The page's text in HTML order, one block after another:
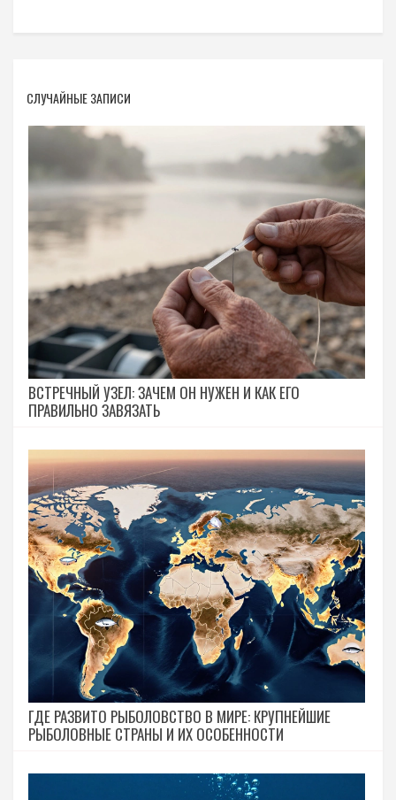
СЛУЧАЙНЫЕ ЗАПИСИ
ВСТРЕЧНЫЙ УЗЕЛ: ЗАЧЕМ ОН НУЖЕН И КАК ЕГО
ПРАВИЛЬНО ЗАВЯЗАТЬ
ГДЕ РАЗВИТО РЫБОЛОВСТВО В МИРЕ: КРУПНЕЙШИЕ
РЫБОЛОВНЫЕ СТРАНЫ И ИХ ОСОБЕННОСТИ